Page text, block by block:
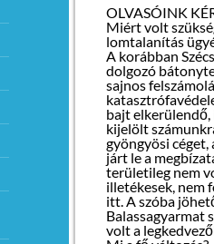
OLVASÓINK
Miért volt
lomtalanítás
A korábban
dolgozó
sajnos
bajt elkerülendő,
kijelölt
gyöngyösi
járt le a
területileg nem
illetékesek, nem
itt. A szóba
Balassagyarmat
volt a